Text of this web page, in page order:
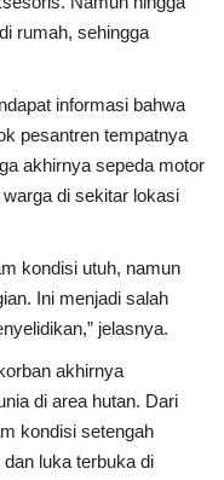
rumah, sehingga
informasi bahwa
pesantren tempatnya
akhirnya sepeda motor
di sekitar lokasi
kondisi utuh, namun
Ini menjadi salah
jelasnya.
akhirnya
di area hutan. Dari
kondisi setengah
luka terbuka di